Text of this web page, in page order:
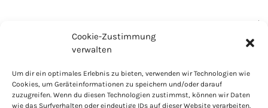
Cookie-Zustimmung
verwalten
Um dir ein optimales Erlebnis zu bieten, verwenden wir Technologien wie
Cookies, um Geräteinformationen zu speichern und/oder darauf
zuzugreifen. Wenn du diesen Technologien zustimmst, können wir Daten
wie das Surfverhalten oder eindeutige IDs auf dieser Website verarbeiten.
DATENSCHUTZ
PRESSE